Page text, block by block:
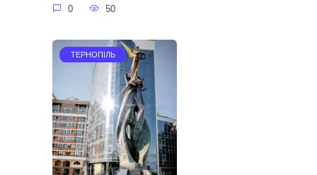
0 50
ТЕРНОПІЛЬ